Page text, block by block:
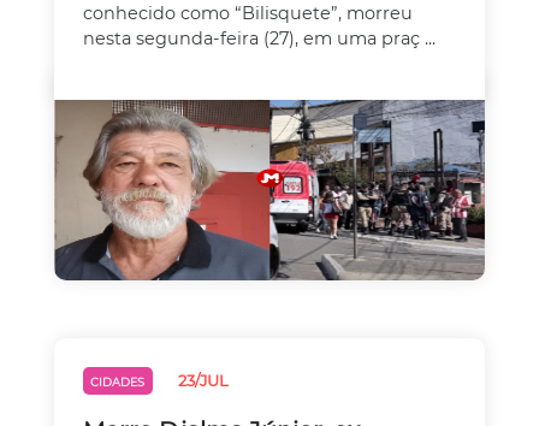
conhecido como “Bilisquete”, morreu
nesta segunda-feira (27), em uma praç ...
CIDADES 23/JUL